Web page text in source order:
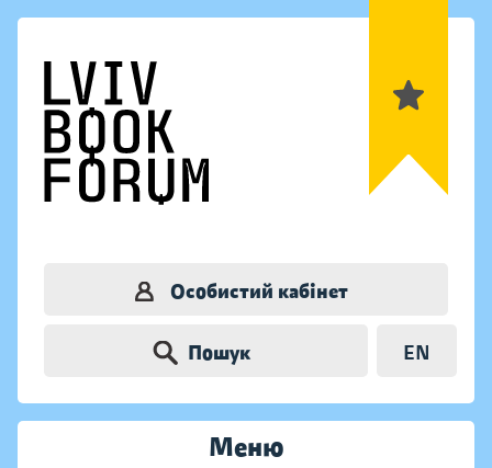
Особистий кабінет
Пошук EN
Меню